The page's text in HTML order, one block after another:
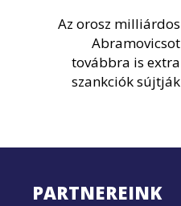
Az orosz milliárdos
Abramovicsot
továbbra is extra
szankciók sújtják
PARTNEREINK